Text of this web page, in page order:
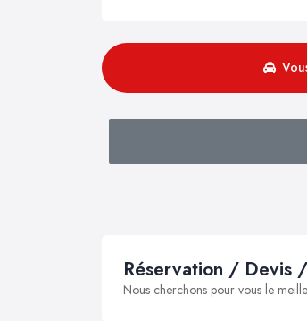
Réservation / Devis
Nous cherchons pour vous le